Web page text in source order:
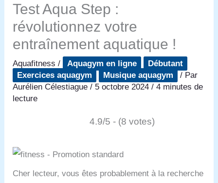
Test Aqua Step :
révolutionnez votre
entraînement aquatique !
Aquafitness / Aquagym en ligne
Débutant
Exercices aquagym
Musique aquagym
/ Par
Aurélien Célestiague/ 5 octobre 2024/4 minutes de
lecture
4.9/5 - (8 votes)
Cher lecteur, vous êtes probablement à la recherche